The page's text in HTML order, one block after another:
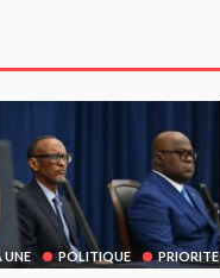
UNE POLITIQUE PRIORITE